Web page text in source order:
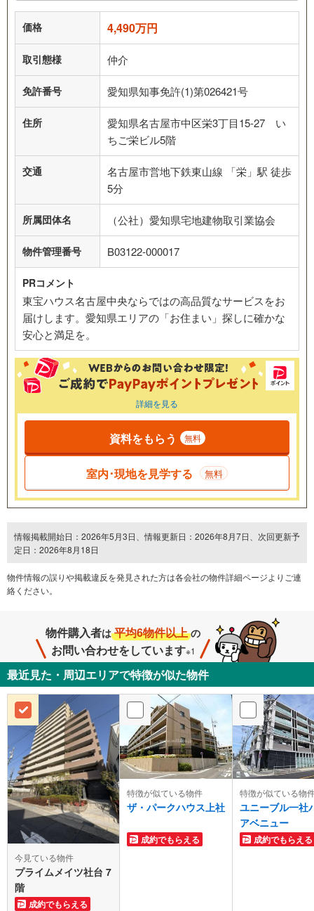
価格 4,490万円
取引態様 仲介
免許番号 愛知県知事免許(1)第026421号
住所
愛知県名古屋市中区栄3丁目15-27 い
ちご栄ビル5階
交通
名古屋市営地下鉄東山線 「栄」駅 徒歩
5分
所属団体名 （公社）愛知県宅地建物取引業協会
物件管理番号 B03122-000017
PRコメント
東宝ハウス名古屋中央ならではの高品質なサービスをお
届けします。愛知県エリアの「お住まい」探しに確かな
安心と満足を。
詳細を見る
資料をもらう 無料
室内･現地を見学する 無料
情報掲載開始日：2026年5月3日、情報更新日：2026年8月7日、次回更新予
定日：2026年8月18日
物件情報の誤りや掲載違反を発⾒された方は各会社の物件詳細ページよりご連
絡ください。
物件購入者は 平均6物件以上 の
お問い合わせをしています※1
最近見た・周辺エリアで特徴が似た物件
今見ている物件
プライムメイツ社台 7
階
成約でもらえる
特徴が似ている物件
ザ・パークハウス上社
成約でもらえる
特徴が似ている物
ユニーブル一社
アベニュー
成約でもらえる